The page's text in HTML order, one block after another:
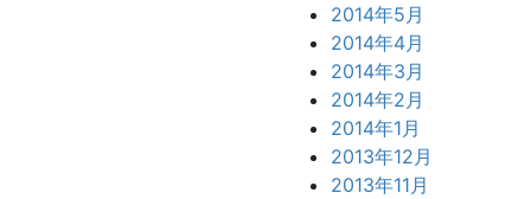
2014年5月
2014年4月
2014年3月
2014年2月
2014年1月
2013年12月
2013年11月